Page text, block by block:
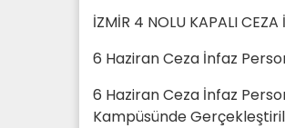
İZMİR 4 NOLU KAPALI
6 Haziran Ceza İnfaz
6 Haziran Ceza İnfaz
Kampüsünde